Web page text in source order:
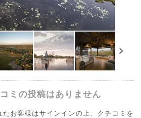
ミの投稿はありません
たお客様はサインインの上、クチコミを